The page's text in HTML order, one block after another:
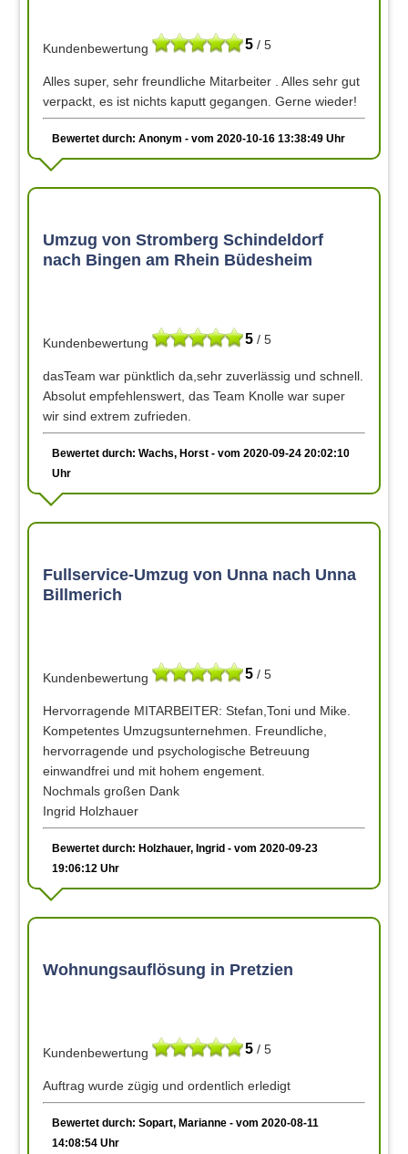
5 / 5
Kundenbewertung
Alles super, sehr freundliche Mitarbeiter . Alles sehr gut
verpackt, es ist nichts kaputt gegangen. Gerne wieder!
Bewertet durch: Anonym - vom 2020-10-16 13:38:49 Uhr
Umzug von Stromberg Schindeldorf
nach Bingen am Rhein Büdesheim
5 / 5
Kundenbewertung
dasTeam war pünktlich da,sehr zuverlässig und schnell.
Absolut empfehlenswert, das Team Knolle war super
wir sind extrem zufrieden.
Bewertet durch: Wachs, Horst - vom 2020-09-24 20:02:10
Uhr
Fullservice-Umzug von Unna nach Unna
Billmerich
5 / 5
Kundenbewertung
Hervorragende MITARBEITER: Stefan,Toni und Mike.
Kompetentes Umzugsunternehmen. Freundliche,
hervorragende und psychologische Betreuung
einwandfrei und mit hohem engement.
Nochmals großen Dank
Ingrid Holzhauer
Bewertet durch: Holzhauer, Ingrid - vom 2020-09-23
19:06:12 Uhr
Wohnungsauflösung in Pretzien
5 / 5
Kundenbewertung
Auftrag wurde zügig und ordentlich erledigt
Bewertet durch: Sopart, Marianne - vom 2020-08-11
14:08:54 Uhr